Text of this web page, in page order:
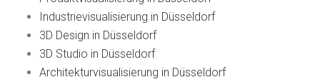
Industrievisualisierung in Düsseldorf
3D Design in Düsseldorf
3D Studio in Düsseldorf
Architekturvisualisierung in Düsseldorf